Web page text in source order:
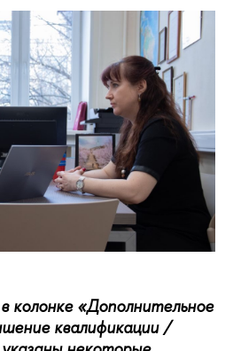
колонке «Дополнительное
квалификации /